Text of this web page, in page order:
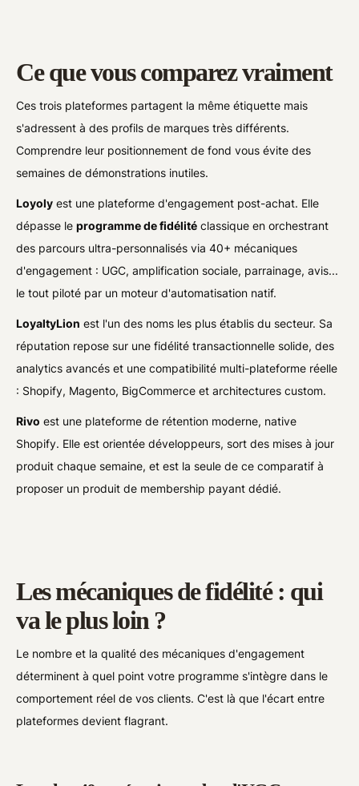
Ce que vous comparez vraiment
Ces trois plateformes partagent la même étiquette mais
s'adressent à des profils de marques très différents.
Comprendre leur positionnement de fond vous évite des
semaines de démonstrations inutiles.
Loyoly est une plateforme d'engagement post-achat. Elle
dépasse leprogramme de fidélité classique en orchestrant
des parcours ultra-personnalisés via 40+ mécaniques
d'engagement : UGC, amplification sociale, parrainage, avis...
le tout piloté par un moteur d'automatisation natif.
LoyaltyLion est l'un des noms les plus établis du secteur. Sa
réputation repose sur une fidélité transactionnelle solide, des
analytics avancés et une compatibilité multi-plateforme réelle
: Shopify, Magento, BigCommerce et architectures custom.
Rivo est une plateforme de rétention moderne, native
Shopify. Elle est orientée développeurs, sort des mises à jour
produit chaque semaine, et est la seule de ce comparatif à
proposer un produit de membership payant dédié.
Les mécaniques de fidélité : qui
va le plus loin ?
Le nombre et la qualité des mécaniques d'engagement
déterminent à quel point votre programme s'intègre dans le
comportement réel de vos clients. C'est là que l'écart entre
plateformes devient flagrant.